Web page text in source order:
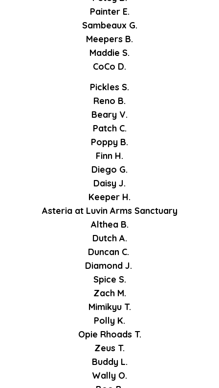
Painter E.
Sambeaux G.
Meepers B.
Maddie S.
CoCo D.
Pickles S.
Reno B.
Beary V.
Patch C.
Poppy B.
Finn H.
Diego G.
Daisy J.
Keeper H.
Asteria at Luvin Arms Sanctuary
Althea B.
Dutch A.
Duncan C.
Diamond J.
Spice S.
Zach M.
Mimikyu T.
Polly K.
Opie Rhoads T.
Zeus T.
Buddy L.
Wally O.